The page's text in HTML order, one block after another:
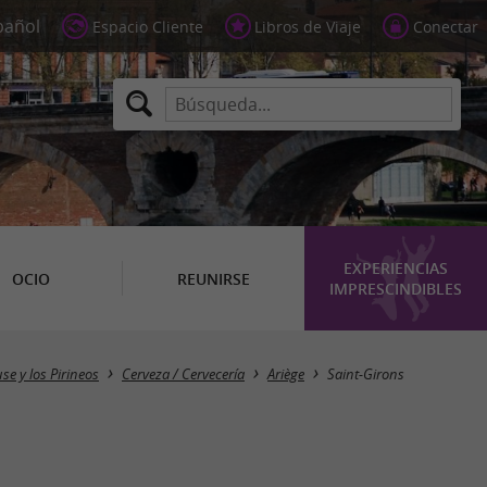
Espacio Cliente Libros de Viaje Conectar
OCIO REUNIRSE
EXPERIENCIAS
IMPRESCINDIBLES
Masquer la carte
y los Pirineos Cerveza / Cervecería Ariège Saint-Girons